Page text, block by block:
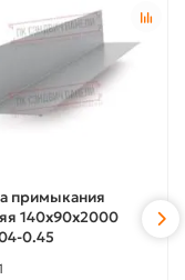
примыкания
140х90х2000
0.45